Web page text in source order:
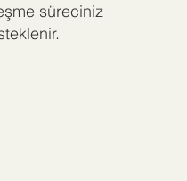
süreciniz